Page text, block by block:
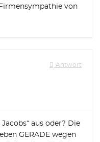
von
Antwort
aus oder? Die
GERADE wegen